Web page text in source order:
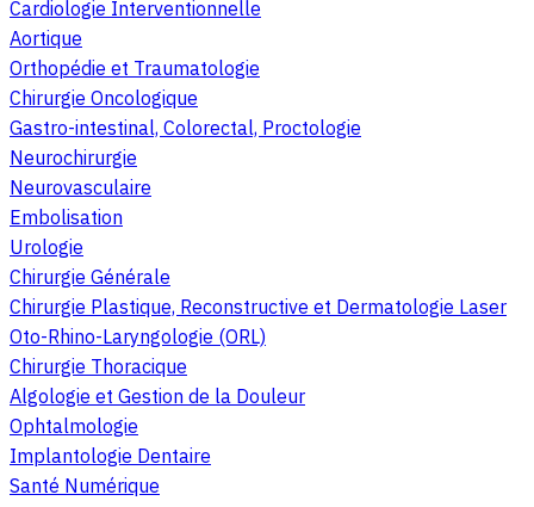
Cardiologie Interventionnelle
Aortique
Orthopédie et Traumatologie
Chirurgie Oncologique
Gastro-intestinal, Colorectal, Proctologie
Neurochirurgie
Neurovasculaire
Embolisation
Urologie
Chirurgie Générale
Chirurgie Plastique, Reconstructive et Dermatologie Laser
Oto-Rhino-Laryngologie (ORL)
Chirurgie Thoracique
Algologie et Gestion de la Douleur
Ophtalmologie
Implantologie Dentaire
Santé Numérique